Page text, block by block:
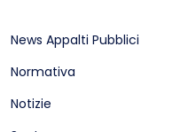
News Appalti Pubblici
Normativa
Notizie